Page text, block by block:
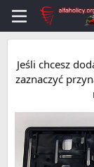
Jeśli chcesz
zaznaczyć